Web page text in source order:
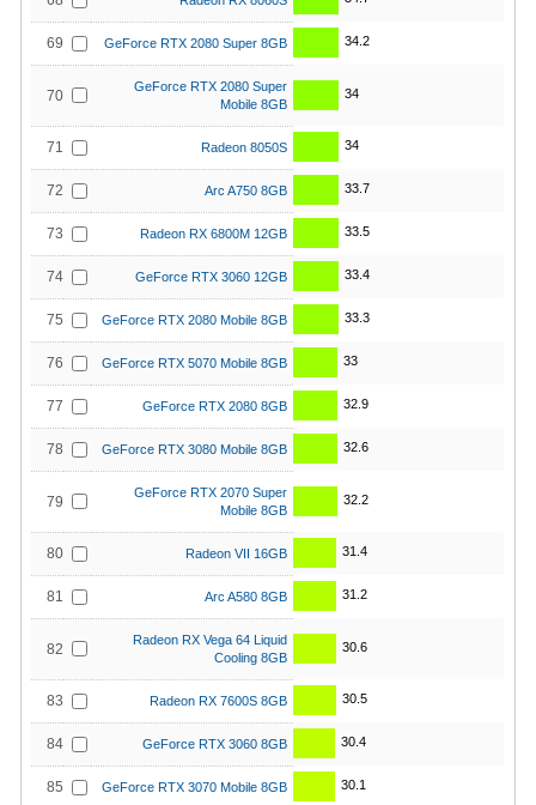
69 GeForce RTX 2080 Super 8GB 34.2
70
GeForce RTX 2080 Super
Mobile 8GB
34
71 Radeon 8050S 34
72 Arc A750 8GB 33.7
73 Radeon RX 6800M 12GB 33.5
74 GeForce RTX 3060 12GB 33.4
75 GeForce RTX 2080 Mobile 8GB 33.3
76 GeForce RTX 5070 Mobile 8GB 33
77 GeForce RTX 2080 8GB 32.9
78 GeForce RTX 3080 Mobile 8GB 32.6
79
GeForce RTX 2070 Super
Mobile 8GB
32.2
80 Radeon VII 16GB 31.4
81 Arc A580 8GB 31.2
82
Radeon RX Vega 64 Liquid
Cooling 8GB
30.6
83 Radeon RX 7600S 8GB 30.5
84 GeForce RTX 3060 8GB 30.4
85 GeForce RTX 3070 Mobile 8GB 30.1